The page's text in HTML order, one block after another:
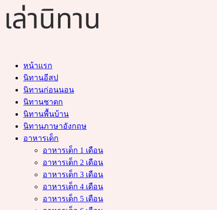
หน้าแรก
นิทานอีสป
นิทานก่อนนอน
นิทานชาดก
นิทานพื้นบ้าน
นิทานภาษาอังกฤษ
อาหารเด็ก
อาหารเด็ก 1 เดือน
อาหารเด็ก 2 เดือน
อาหารเด็ก 3 เดือน
อาหารเด็ก 4 เดือน
อาหารเด็ก 5 เดือน